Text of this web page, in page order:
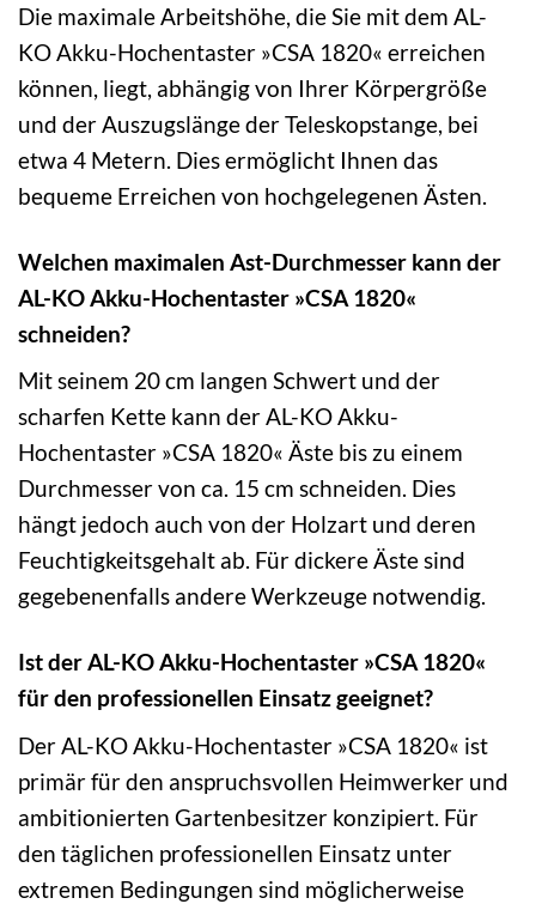
Die maximale Arbeitshöhe, die Sie mit dem AL-
KO Akku-Hochentaster »CSA 1820« erreichen
können, liegt, abhängig von Ihrer Körpergröße
und der Auszugslänge der Teleskopstange, bei
etwa 4 Metern. Dies ermöglicht Ihnen das
bequeme Erreichen von hochgelegenen Ästen.
Welchen maximalen Ast-Durchmesser kann der
AL-KO Akku-Hochentaster »CSA 1820«
schneiden?
Mit seinem 20 cm langen Schwert und der
scharfen Kette kann der AL-KO Akku-
Hochentaster »CSA 1820« Äste bis zu einem
Durchmesser von ca. 15 cm schneiden. Dies
hängt jedoch auch von der Holzart und deren
Feuchtigkeitsgehalt ab. Für dickere Äste sind
gegebenenfalls andere Werkzeuge notwendig.
Ist der AL-KO Akku-Hochentaster »CSA 1820«
für den professionellen Einsatz geeignet?
Der AL-KO Akku-Hochentaster »CSA 1820« ist
primär für den anspruchsvollen Heimwerker und
ambitionierten Gartenbesitzer konzipiert. Für
den täglichen professionellen Einsatz unter
extremen Bedingungen sind möglicherweise